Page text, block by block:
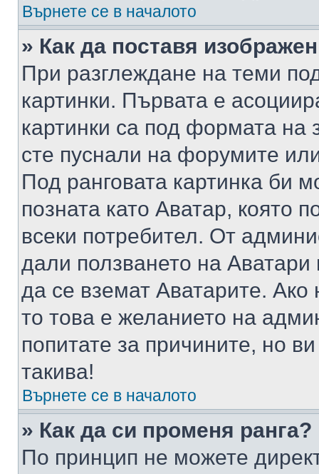
Върнете се в началото
» Как да поставя
При разглеждане на теми
картинки. Първата е
картинки са под формата на
сте пуснали на форумите
Под ранговата картинка би
позната като Аватар, която
всеки потребител. От
дали ползването на
да се вземат Аватарите.
то това е желанието на
попитате за причините, но
такива!
Върнете се в началото
» Как да си променя ранга?
По принцип не можете